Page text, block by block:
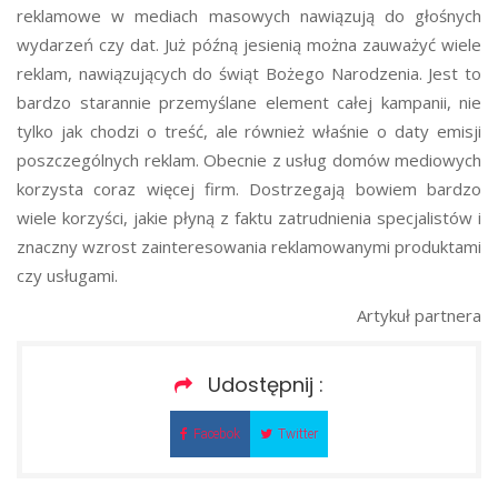
reklamowe w mediach masowych nawiązują do głośnych
wydarzeń czy dat. Już późną jesienią można zauważyć wiele
reklam, nawiązujących do świąt Bożego Narodzenia. Jest to
bardzo starannie przemyślane element całej kampanii, nie
tylko jak chodzi o treść, ale również właśnie o daty emisji
poszczególnych reklam. Obecnie z usług domów mediowych
korzysta coraz więcej firm. Dostrzegają bowiem bardzo
wiele korzyści, jakie płyną z faktu zatrudnienia specjalistów i
znaczny wzrost zainteresowania reklamowanymi produktami
czy usługami.
Artykuł partnera
Udostępnij :
Facebok Twitter